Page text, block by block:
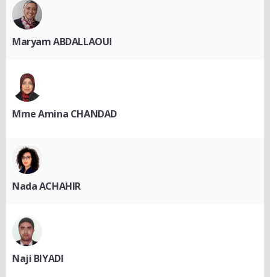
Maryam ABDALLAOUI
Mme Amina CHANDAD
Nada ACHAHIR
Naji BIYADI